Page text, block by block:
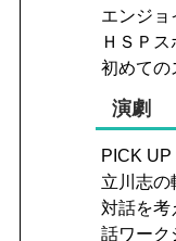
エンジョ
ＨＳＰ
初めての
演劇
PICK UP
立川志の
対話を
話ワーク